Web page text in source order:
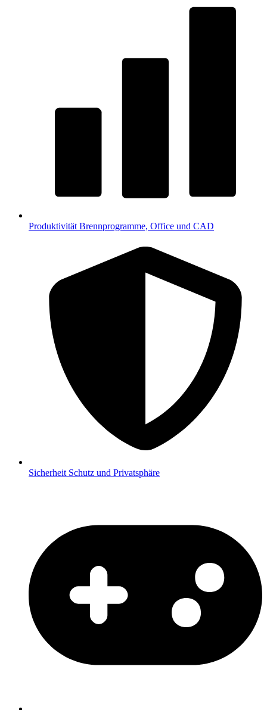
Produktivität Brennprogramme, Office und CAD
Sicherheit Schutz und Privatsphäre